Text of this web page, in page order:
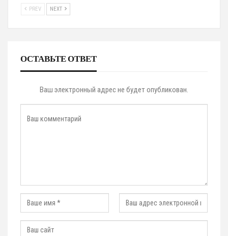
PREV NEXT
ОСТАВЬТЕ ОТВЕТ
Ваш электронный адрес не будет опубликован.